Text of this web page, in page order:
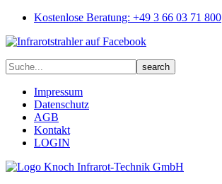
Kostenlose Beratung: +49 3 66 03 71 800
Impressum
Datenschutz
AGB
Kontakt
LOGIN